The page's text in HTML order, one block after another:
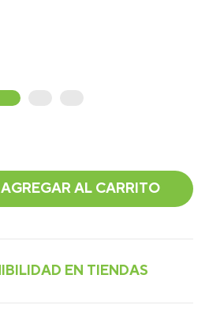
AGREGAR AL CARRITO